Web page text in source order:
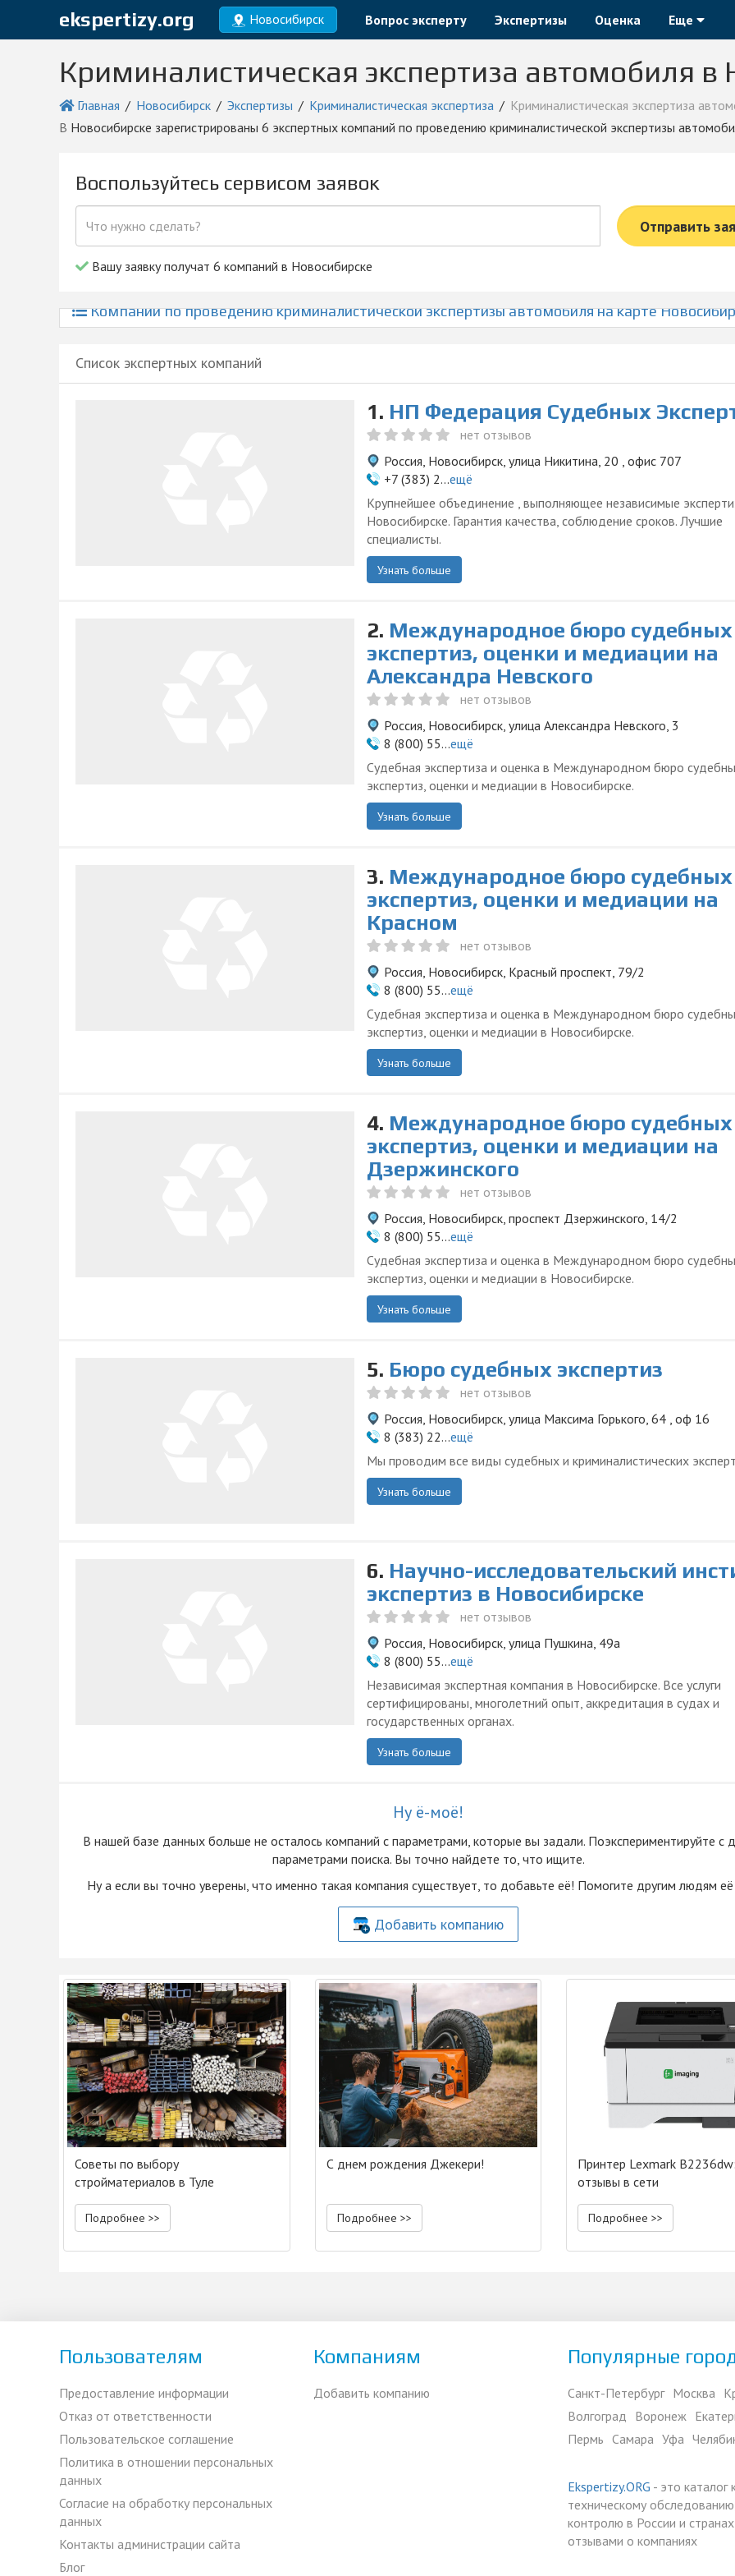
ekspertizy.org Новосибирск Вопрос эксперту Экспертизы Оценка Еще
Криминалистическая экспертиза автомобиля в
Главная Новосибирск Экспертизы Криминалистическая экспертиза
Криминалистическая экспертиза
в Новосибирске зарегистрированы 6 экспертных компаний по проведению криминалистической экспертизы
Воспользуйтесь сервисом заявок
Отправить
Вашу заявку получат 6 компаний в Новосибирске
Компании по проведению криминалистической экспертизы автомобиля на карте
Список экспертных компаний
1. НП Федерация Судебных
нет отзывов
Россия, Новосибирск, улица Никитина, 20 , офис 707
+7 (383) 2...ещё
Крупнейшее объединение , выполняющее независимые
Новосибирске. Гарантия качества, соблюдение сроков. Лучшие
специалисты.
Узнать больше
2. Международное бюро судебных
экспертиз, оценки и медиации на
Александра Невского
нет отзывов
Россия, Новосибирск, улица Александра Невского, 3
8 (800) 55...ещё
Судебная экспертиза и оценка в Международном бюро
экспертиз, оценки и медиации в Новосибирске.
Узнать больше
3. Международное бюро судебных
экспертиз, оценки и медиации на
Красном
нет отзывов
Россия, Новосибирск, Красный проспект, 79/2
8 (800) 55...ещё
Судебная экспертиза и оценка в Международном бюро
экспертиз, оценки и медиации в Новосибирске.
Узнать больше
4. Международное бюро судебных
экспертиз, оценки и медиации на
Дзержинского
нет отзывов
Россия, Новосибирск, проспект Дзержинского, 14/2
8 (800) 55...ещё
Судебная экспертиза и оценка в Международном бюро
экспертиз, оценки и медиации в Новосибирске.
Узнать больше
5. Бюро судебных экспертиз
нет отзывов
Россия, Новосибирск, улица Максима Горького, 64 , оф 16
8 (383) 22...ещё
Мы проводим все виды судебных и криминалистических
Узнать больше
6. Научно-исследовательский
экспертиз в Новосибирске
нет отзывов
Россия, Новосибирск, улица Пушкина, 49а
8 (800) 55...ещё
Независимая экспертная компания в Новосибирске. Все услуги
сертифицированы, многолетний опыт, аккредитация в судах и
государственных органах.
Узнать больше
Ну ё-моё!
В нашей базе данных больше не осталоcь компаний с параметрами, которые вы задали. Поэкспериментируйте с
параметрами поиска. Вы точно найдете то, что ищите.
Ну а если вы точно уверены, что именно такая компания существует, то добавьте её! Помогите другим людям
Добавить компанию
Советы по выбору
стройматериалов в Туле
Подробнее >>
С днем рождения Джекери!
Подробнее >>
Принтер Lexmark
отзывы в сети
Подробнее >>
Пользователям
Предоставление информации
Отказ от ответственности
Пользовательское соглашение
Политика в отношении персональных
данных
Согласие на обработку персональных
данных
Контакты администрации сайта
Блог
Компаниям
Добавить компанию
Популярные
Санкт-Петербург Москва
Волгоград Воронеж
Пермь Самара Уфа
Ekspertizy.ORG - это каталог
техническому
контролю в России и
отзывами о компаниях